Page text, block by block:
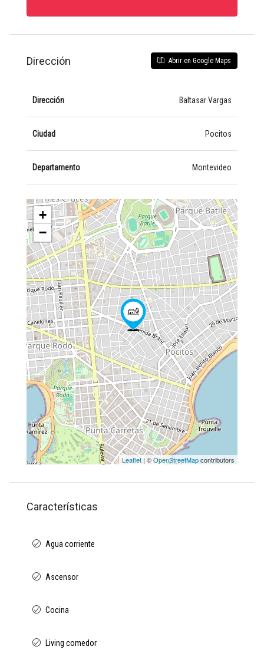
Dirección Abrir en Google Maps
Dirección Baltasar Vargas
Ciudad Pocitos
Departamento Montevideo
+
−
Leaflet | ©OpenStreetMapcontributors
Características
Agua corriente
Ascensor
Cocina
Living comedor